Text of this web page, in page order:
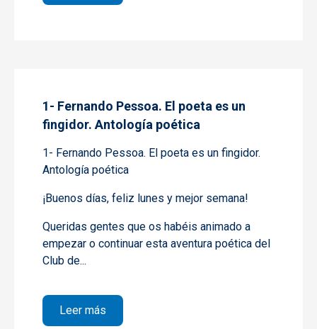
1- Fernando Pessoa. El poeta es un
fingidor. Antología poética
1- Fernando Pessoa. El poeta es un fingidor.
Antología poética
¡Buenos días, feliz lunes y mejor semana!
Queridas gentes que os habéis animado a
empezar o continuar esta aventura poética del
Club de...
Leer más